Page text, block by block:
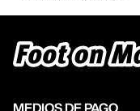
MEDIOS DE PAGO